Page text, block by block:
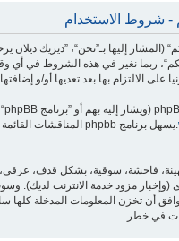
- شروط الاستخدام
ربما نغير في هذه الشروط في أي
الالتزام بها بعد تعديها أو/و إضافتها.
.يسهل برنامج phpbb المناقشات القائمة على الإنترنت ؛ phpbb Limited ليست مسؤوله عن السماح و/أو عدم السماح بالمحتوى و/أو السلوك المباح. لمزيد من المعلومات حول phpbb اطلع على
فاحشة، سوقية، بشكل قذف،
(وإخبار مزود خدمة الانترنت لديك).
في خطر